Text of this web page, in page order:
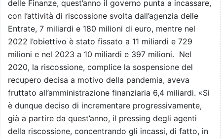
delle Finanze, quest’anno il governo punta a incassare,
con l’attività di riscossione svolta dall’agenzia delle
Entrate, 7 miliardi e 180 milioni di euro, mentre nel
2022 l’obiettivo è stato fissato a 11 miliardi e 729
milioni e nel 2023 a 10 miliardi e 397 milioni. Nel
2020, la riscossione, complice la sospensione del
recupero decisa a motivo della pandemia, aveva
fruttato all’amministrazione finanziaria 6,4 miliardi. «Si
è dunque deciso di incrementare progressivamente,
già a partire da quest’anno, il pressing degli agenti
della riscossione, concentrando gli incassi, di fatto, in